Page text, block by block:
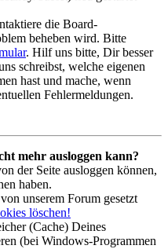
die Board-
beheben wird. Bitte
. Hilf uns bitte, Dir besser
schreibst, welche eigenen
hast und mache, wenn
Fehlermeldungen.
mehr ausloggen kann?
der Seite ausloggen können,
haben.
unserem Forum gesetzt
löschen!
(Cache) Deines
(bei Windows-Programmen